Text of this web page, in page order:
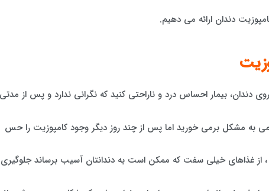
دندان ارائه می دهیم.
دندان، بیمار احساس درد و ناراحتی کنید که نگرانی ندارد و پس از مدتی
به مشکل برمی خورید اما پس از چند روز دیگر وجود کامپوزیت را حس
، از غذاهای خیلی سفت که ممکن است به دندانتان آسیب برساند جلوگیری